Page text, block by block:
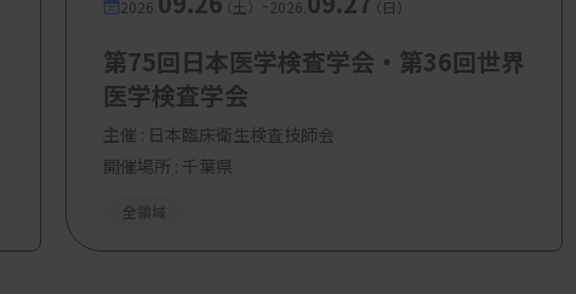
2026. （土） 2026. （日）
第75回日本医学検査学会・第36回世界
医学検査学会
主催 : 日本臨床衛生検査技師会
開催場所 : 千葉県
全領域